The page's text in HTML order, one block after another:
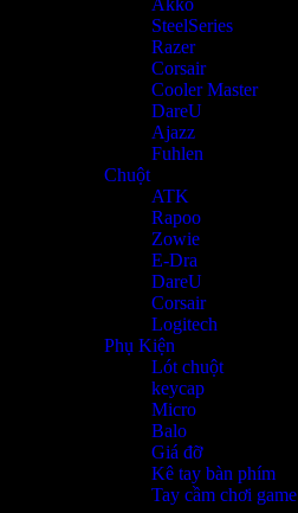
Akko
SteelSeries
Razer
Corsair
Cooler Master
DareU
Ajazz
Fuhlen
Chuột
ATK
Rapoo
Zowie
E-Dra
DareU
Corsair
Logitech
Phụ Kiện
Lót chuột
keycap
Micro
Balo
Giá đỡ
Kê tay bàn phím
Tay cầm chơi game